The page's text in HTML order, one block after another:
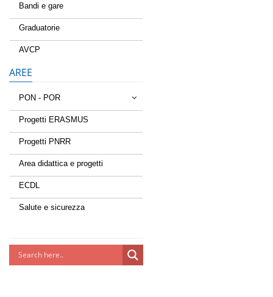
Bandi e gare
Graduatorie
AVCP
AREE
PON - POR
Tessere la rete
Estate a scuola
Scuola d'estate
Lab Green
Progetti ERASMUS
Progetti PNRR
Area didattica e progetti
ECDL
Salute e sicurezza